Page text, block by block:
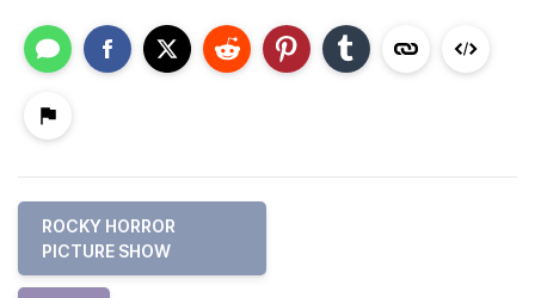
ROCKY HORROR
PICTURE SHOW